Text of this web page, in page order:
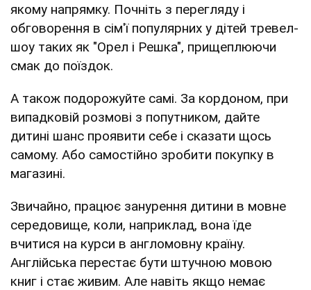
якому напрямку. Почніть з перегляду і
обговорення в сім'ї популярних у дітей тревел-
шоу таких як "Орел і Решка", прищеплюючи
смак до поїздок.
А також подорожуйте самі. За кордоном, при
випадковій розмові з попутником, дайте
дитині шанс проявити себе і сказати щось
самому. Або самостійно зробити покупку в
магазині.
Звичайно, працює занурення дитини в мовне
середовище, коли, наприклад, вона їде
вчитися на курси в англомовну країну.
Англійська перестає бути штучною мовою
книг і стає живим. Але навіть якщо немає